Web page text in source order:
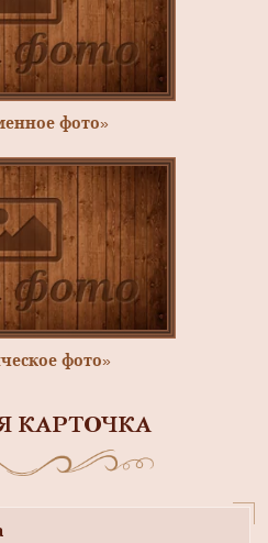
фото»
фото»
КАРТОЧКА